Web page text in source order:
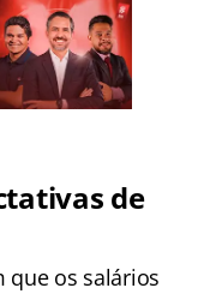
de
que os salários